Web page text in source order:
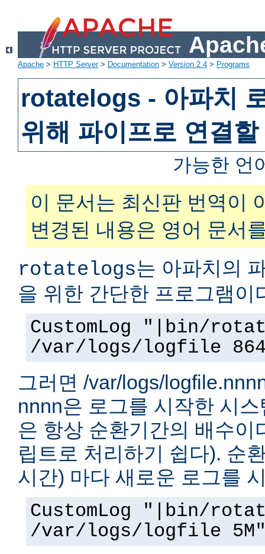
Apache > HTTP Server> Documentation > Version 2.4 > Programs
rotatelogs - 아파치
위해 파이프로 연결
가능한 언
이 문서는 최신판 번역이
변경된 내용은 영어 문서
rotatelogs는 아파치의
을 위한 간단한 프로그램이
CustomLog "|bin/
/var/logs/logfile
그러면 /var/logs/
nnnn은 로그를 시작한 시
은 항상 순환기간의 배수이
립트로 처리하기 쉽다). 순
시간) 마다 새로운 로그를
CustomLog "|bin/
/var/logs/logfile 5M"